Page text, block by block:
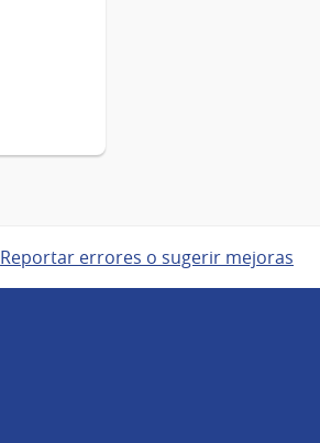
Reportar errores o sugerir mejoras